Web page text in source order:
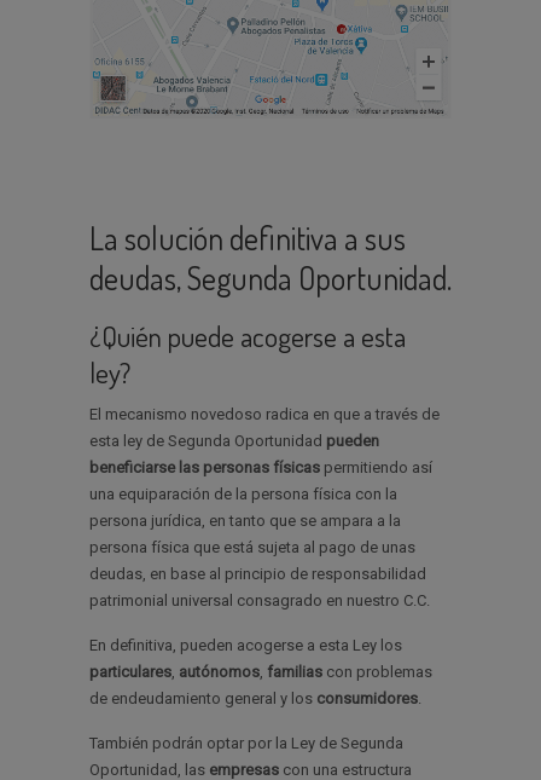
La solución definitiva a sus
deudas, Segunda Oportunidad.
¿Quién puede acogerse a esta
ley?
El mecanismo novedoso radica en que a través de
esta ley de Segunda Oportunidad pueden
beneficiarse las personas físicas permitiendo así
una equiparación de la persona física con la
persona jurídica, en tanto que se ampara a la
persona física que está sujeta al pago de unas
deudas, en base al principio de responsabilidad
patrimonial universal consagrado en nuestro C.C.
En definitiva, pueden acogerse a esta Ley los
particulares autónomos familias con problemas
de endeudamiento general y los consumidores
También podrán optar por la Ley de Segunda
Oportunidad, las empresas con una estructura